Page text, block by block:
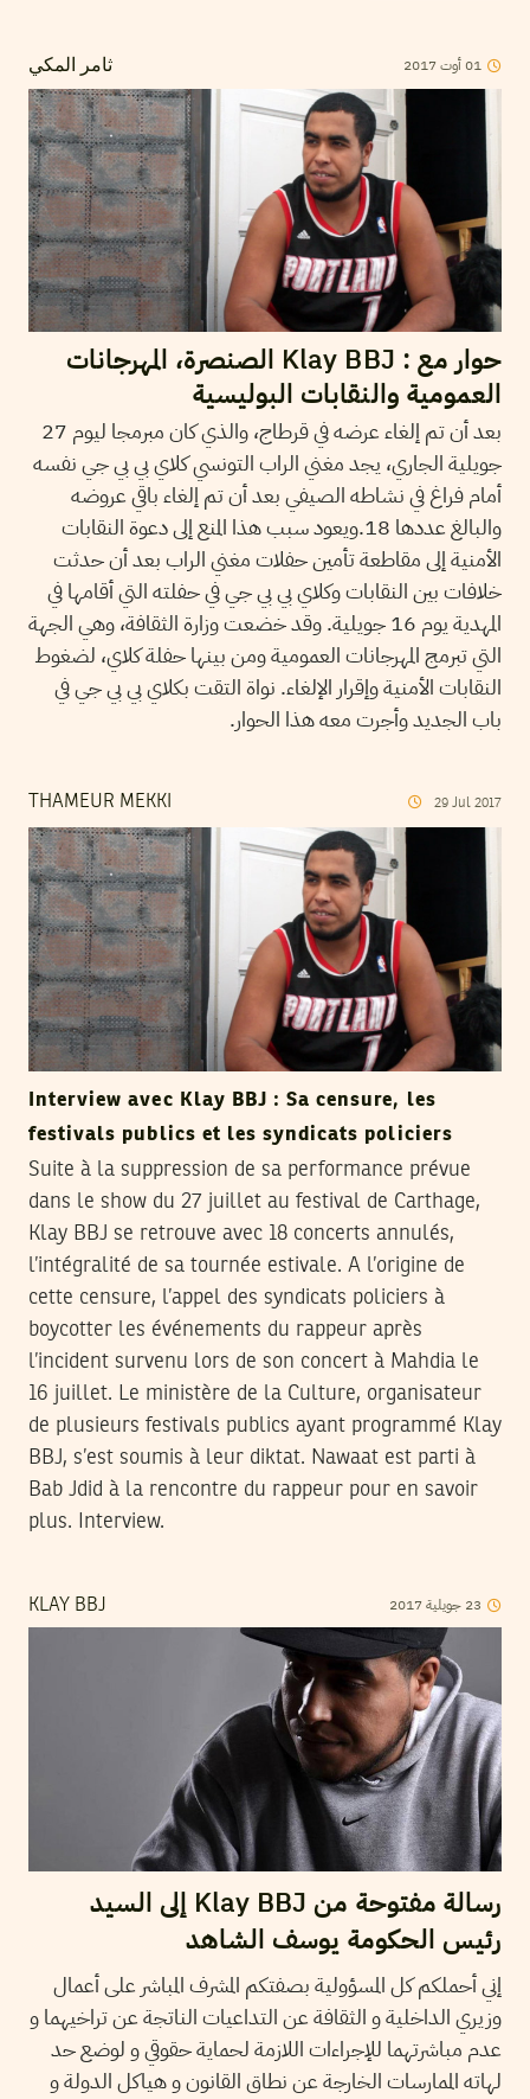
ثامر المكي 01أوت2017
حوار مع : Klay BBJ الصنصرة، المهرجانات
العمومية والنقابات البوليسية
بعد أن تم إلغاء عرضه في قرطاج، والذي كان مبرمجا ليوم 27
جويلية الجاري، يجد مغني الراب التونسي كلاي بي بي جي نفسه
أمام فراغ في نشاطه الصيفي بعد أن تم إلغاء باقي عروضه
والبالغ عددها 18.ويعود سبب هذا المنع إلى دعوة النقابات
الأمنية إلى مقاطعة تأمين حفلات مغني الراب بعد أن حدثت
خلافات بين النقابات وكلاي بي بي جي في حفلته التي أقامها في
المهدية يوم 16 جويلية. وقد خضعت وزارة الثقافة، وهي الجهة
التي تبرمج المهرجانات العمومية ومن بينها حفلة كلاي، لضغوط
النقابات الأمنية وإقرار الإلغاء. نواة التقت بكلاي بي بي جي في
باب الجديد وأجرت معه هذا الحوار.
THAMEUR MEKKI 29 Jul 2017
Interview avec Klay BBJ : Sa censure, les
festivals publics et les syndicats policiers
Suite à la suppression de sa performance prévue
dans le show du 27 juillet au festival de Carthage,
Klay BBJ se retrouve avec 18 concerts annulés,
l’intégralité de sa tournée estivale. A l’origine de
cette censure, l’appel des syndicats policiers à
boycotter les événements du rappeur après
l’incident survenu lors de son concert à Mahdia le
16 juillet. Le ministère de la Culture, organisateur
de plusieurs festivals publics ayant programmé Klay
BBJ, s’est soumis à leur diktat. Nawaat est parti à
Bab Jdid à la rencontre du rappeur pour en savoir
plus. Interview.
KLAY BBJ 23 جويلية2017
رسالة مفتوحة من Klay BBJ إلى السيد
رئيس الحكومة يوسف الشاهد
إني أحملكم كل المسؤولية بصفتكم المشرف المباشر على أعمال
وزيري الداخلية و الثقافة عن التداعيات الناتجة عن تراخيهما و
عدم مباشرتهما للإجراءات اللازمة لحماية حقوقي و لوضع حد
لهاته الممارسات الخارجة عن نطاق القانون و هياكل الدولة و